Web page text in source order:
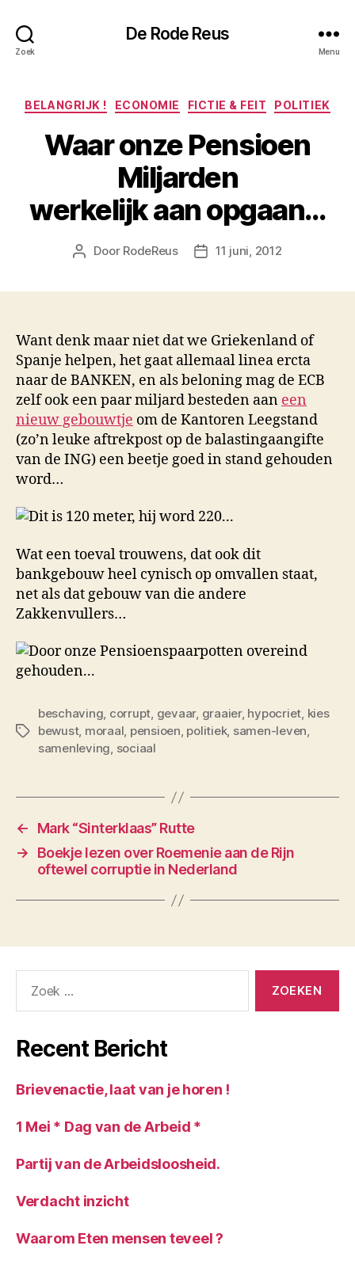
Zoek
De Rode Reus
Menu
Categorieën
BELANGRIJK ! ECONOMIE FICTIE & FEIT POLITIEK
Waar onze Pensioen
Miljarden
werkelijk aan opgaan…
Berichtauteur
Door RodeReus Berichtdatum
11 juni, 2012
Want denk maar niet dat we Griekenland of
Spanje helpen, het gaat allemaal linea ercta
naar de BANKEN, en als beloning mag de ECB
zelf ook een paar miljard besteden aan een
nieuw gebouwtje om de Kantoren Leegstand
(zo’n leuke aftrekpost op de balastingaangifte
van de ING) een beetje goed in stand gehouden
word…
Wat een toeval trouwens, dat ook dit
bankgebouw heel cynisch op omvallen staat,
net als dat gebouw van die andere
Zakkenvullers…
Tags
beschaving, corrupt, gevaar, graaier, hypocriet, kies
bewust, moraal, pensioen, politiek, samen-leven,
samenleving, sociaal
←
Mark “Sinterklaas” Rutte
→
Boekje lezen over Roemenie aan de Rijn
oftewel corruptie in Nederland
naar:
Recent Bericht
Brievenactie, laat van je horen !
1 Mei * Dag van de Arbeid *
Partij van de Arbeidsloosheid.
Verdacht inzicht
Waarom Eten mensen teveel ?